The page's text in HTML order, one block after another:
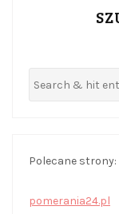
Polecane strony:
pomerania24.pl